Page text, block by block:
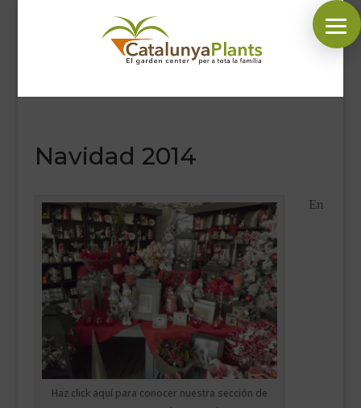
SÍGUENOS EN:
INICIO
COMPLEMENTOS JARDÍN
MASCOTAS
DECORACIÓN
HORARIO GARDEN
___________________________
Navidad 2014
Haz click aquí para conocer nuestra sección de
En